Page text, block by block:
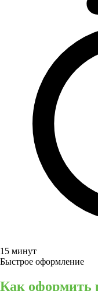
15 минут
Быстрое оформление
Как оформить